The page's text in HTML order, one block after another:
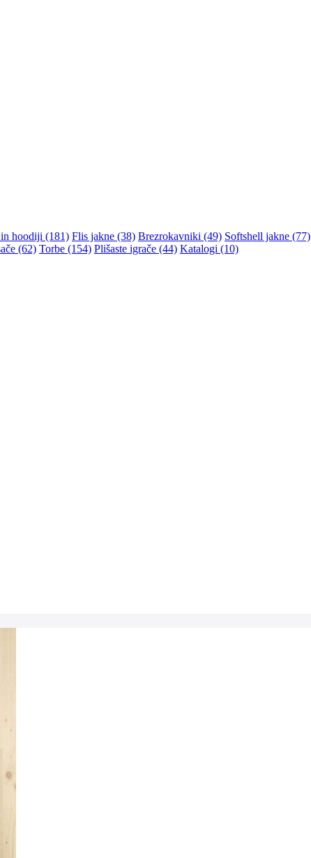
hoodiji (181) Flis jakne (38) Brezrokavniki (49) Softshell jakne (77)
(62) Torbe (154) Plišaste igrače (44) Katalogi (10)